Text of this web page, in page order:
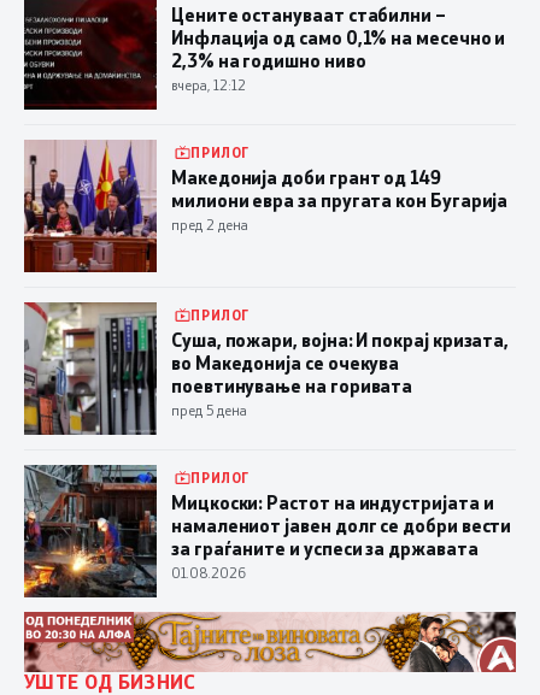
Цените остануваат стабилни –
Инфлација од само 0,1% на месечно и
2,3% на годишно ниво
вчера, 12:12
ПРИЛОГ
Македонија доби грант од 149
милиони евра за пругата кон Бугарија
пред 2 дена
ПРИЛОГ
Суша, пожари, војна: И покрај кризата,
во Македонија се очекува
поевтинување на горивата
пред 5 дена
ПРИЛОГ
Мицкоски: Растот на индустријата и
намалениот јавен долг се добри вести
за граѓаните и успеси за државата
01.08.2026
УШТЕ ОД БИЗНИС